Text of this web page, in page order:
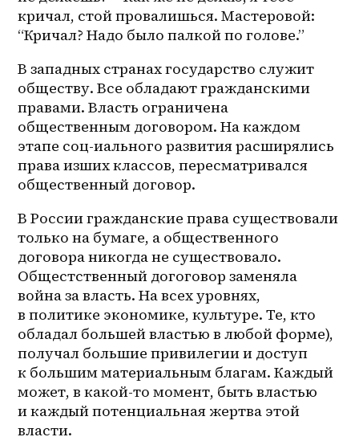
кричал, стой провалишься. Мастеровой:
“Кричал? Надо было палкой по голове.”
В западных странах государство служит
обществу. Все обладают гражданскими
правами. Власть ограничена
общественным договором. На каждом
этапе соц-иального развития расширялись
права изших классов, пересматривался
общественный договор.
В России гражданские права существовали
только на бумаге, а общественного
договора никогда не существовало.
Общестственный догоговор заменяла
война за власть. На всех уровнях,
в политике экономике, культуре. Те, кто
обладал большей властью в любой форме),
получал большие привилегии и доступ
к большим материальным благам. Каждый
может, в какой-то момент, быть властью
и каждый потенциальная жертва этой
власти.